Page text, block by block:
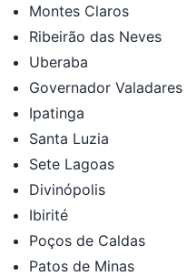
Montes Claros
Ribeirão das Neves
Uberaba
Governador Valadares
Ipatinga
Santa Luzia
Sete Lagoas
Divinópolis
Ibirité
Poços de Caldas
Patos de Minas